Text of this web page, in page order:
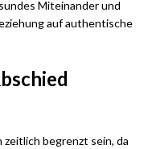
Miteinander und
auf authentische
begrenzt sein, da